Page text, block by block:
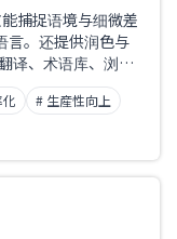
捕捉语境与细微差
言。还提供润色与
译、术语库、浏览
料撰写。完整支持
# 生産性向上